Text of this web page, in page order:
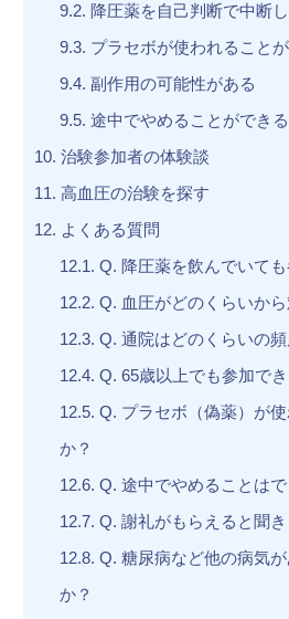
9.2. 降圧薬を自己判断で中断
9.3. プラセボが使われること
9.4. 副作用の可能性がある
9.5. 途中でやめることができる
10. 治験参加者の体験談
11. 高血圧の治験を探す
12. よくある質問
12.1. Q. 降圧薬を飲んでいて
12.2. Q. 血圧がどのくらいか
12.3. Q. 通院はどのくらいの頻
12.4. Q. 65歳以上でも参加で
12.5. Q. プラセボ（偽薬）が
か？
12.6. Q. 途中でやめることはで
12.7. Q. 謝礼がもらえると聞き
12.8. Q. 糖尿病など他の病気
か？